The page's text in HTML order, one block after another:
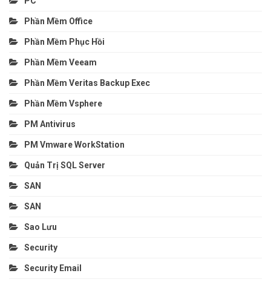
Phần Mềm Office
Phần Mềm Phục Hồi
Phần Mềm Veeam
Phần Mềm Veritas Backup Exec
Phần Mềm Vsphere
PM Antivirus
PM Vmware WorkStation
Quản Trị SQL Server
SAN
SAN
Sao Lưu
Security
Security Email